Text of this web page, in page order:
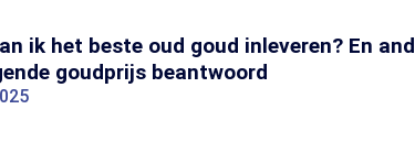
ik het beste oud goud inleveren? En
goudprijs beantwoord